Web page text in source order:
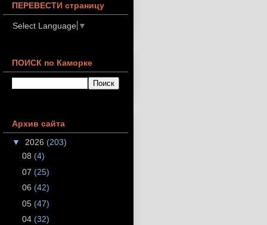
ПЕРЕВЕСТИ страницу
Select Language ▼
ПОИСК по Каморке
Архив сайта
▼ 2026 (203)
08 (4)
07 (25)
06 (42)
05 (47)
04 (32)